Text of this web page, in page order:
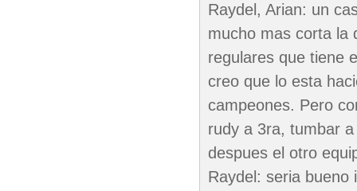
Raydel, Arian: un
mucho mas corta la
regulares que tiene
creo que lo esta
campeones. Pero
rudy a 3ra, tumbar
despues el otro
Raydel: seria